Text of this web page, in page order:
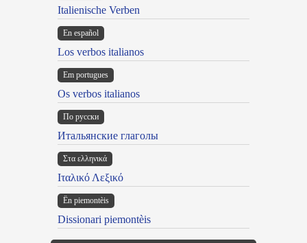
Italienische Verben
En español
Los verbos italianos
Em portugues
Os verbos italianos
По русски
Итальянские глаголы
Στα ελληνικά
Ιταλικό Λεξικό
Ën piemontèis
Dissionari piemontèis